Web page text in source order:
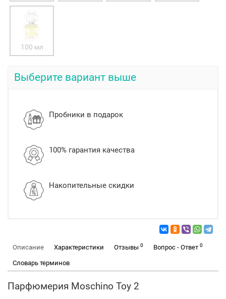
100 мл
Выберите вариант выше
Пробники в подарок
100% гарантия качества
Накопительные скидки
Описание Характеристики Отзывы 0 Вопрос - Ответ 0
Словарь терминов
Парфюмерия Moschino Toy 2